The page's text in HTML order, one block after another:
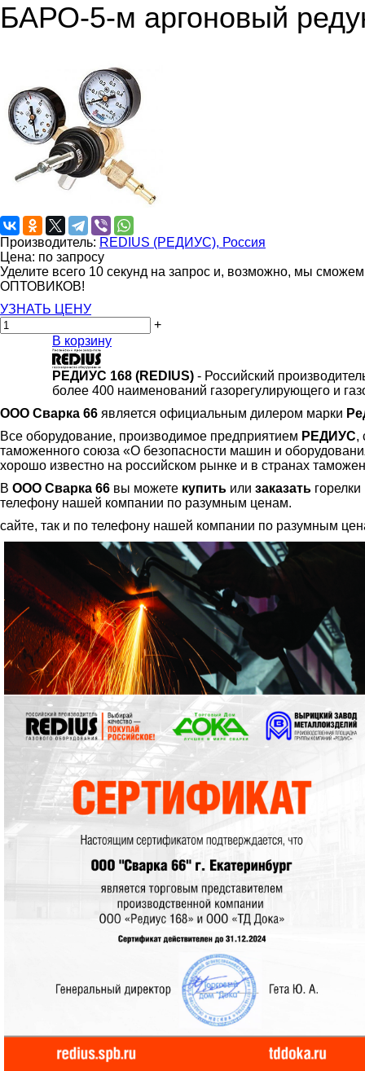
БАРО-5-м аргоновый
Производитель: REDIUS (РЕДИУС), Россия
Цена: по запросу
Уделите всего 10 секунд на запрос и, возможно, мы
ОПТОВИКОВ!
УЗНАТЬ ЦЕНУ
+
В корзину
РЕДИУС 168 (REDIUS) - Российский
более 400 наименований газорегулирующего и
ООО Сварка 66 является официальным дилером марки
Все оборудование, производимое предприятием РЕДИУС,
таможенного союза «О безопасности машин и
хорошо известно на российском рынке и в странах
В ООО Сварка 66 вы можете купить или заказать
телефону нашей компании по разумным ценам.
сайте, так и по телефону нашей компании по разумным